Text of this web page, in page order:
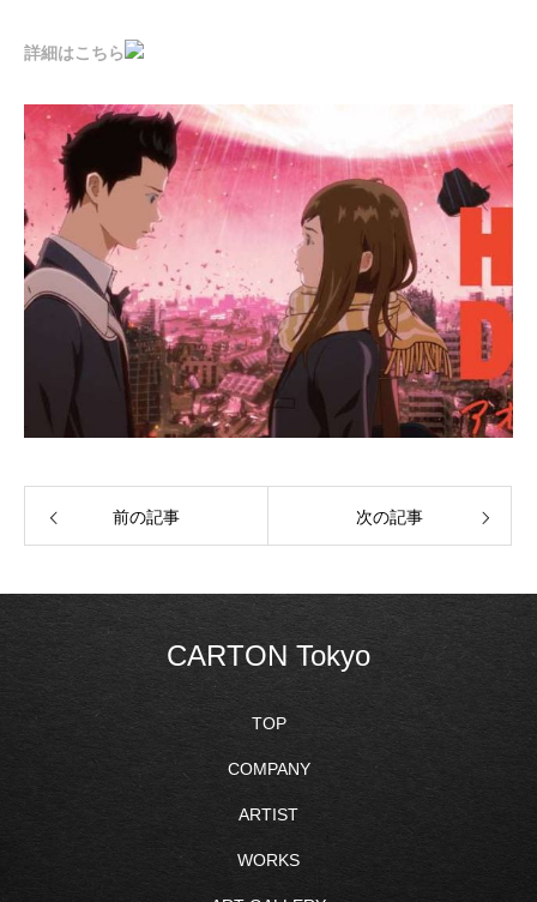
詳細はこちら
前の記事 次の記事
CARTON Tokyo
TOP
COMPANY
ARTIST
WORKS